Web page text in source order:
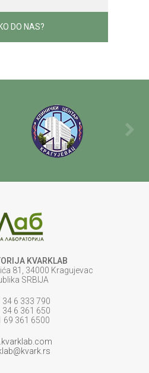
DO NAS?
KVARKLAB
81, 34000 Kragujevac
SRBIJA
34 6 333 790
34 6 361 650
69 361 6500